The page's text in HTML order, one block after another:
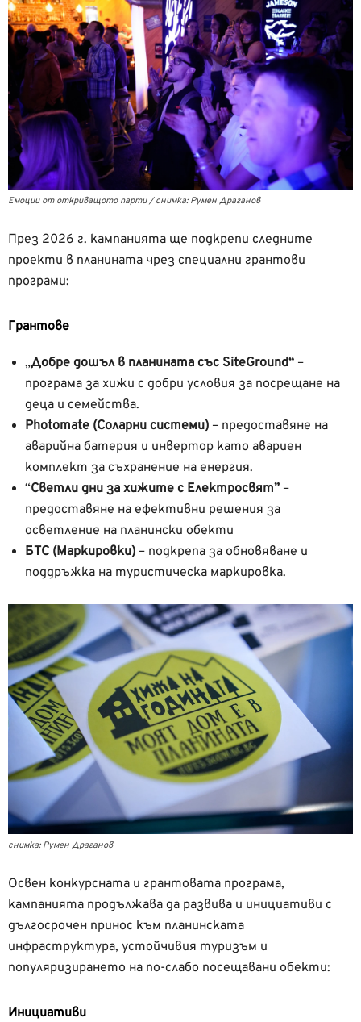
Емоции от откриващото парти / снимка: Румен Драганов
През 2026 г. кампанията ще подкрепи следните
проекти в планината чрез специални грантови
програми:
Грантове
„Добре дошъл в планината със SiteGround“ –
програма за хижи с добри условия за посрещане на
деца и семейства.
Photomate (Соларни системи) – предоставяне на
аварийна батерия и инвертор като авариен
комплект за съхранение на енергия.
“Светли дни за хижите с Електросвят” –
предоставяне на ефективни решения за
осветление на планински обекти
БТС (Маркировки) – подкрепа за обновяване и
поддръжка на туристическа маркировка.
снимка: Румен Драганов
Освен конкурсната и грантовата програма,
кампанията продължава да развива и инициативи с
дългосрочен принос към планинската
инфраструктура, устойчивия туризъм и
популяризирането на по-слабо посещавани обекти:
Инициативи